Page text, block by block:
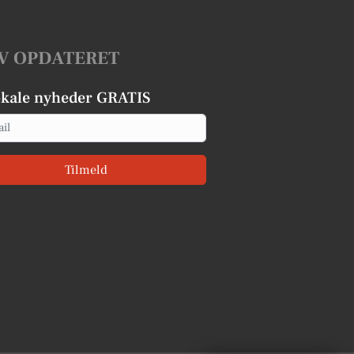
OPDATERET
nyheder GRATIS
Tilmeld